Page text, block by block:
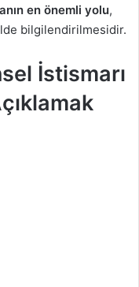
d
e
m
e
k
en önemli yolu,
bilgilendirilmesidir.
İstismarı